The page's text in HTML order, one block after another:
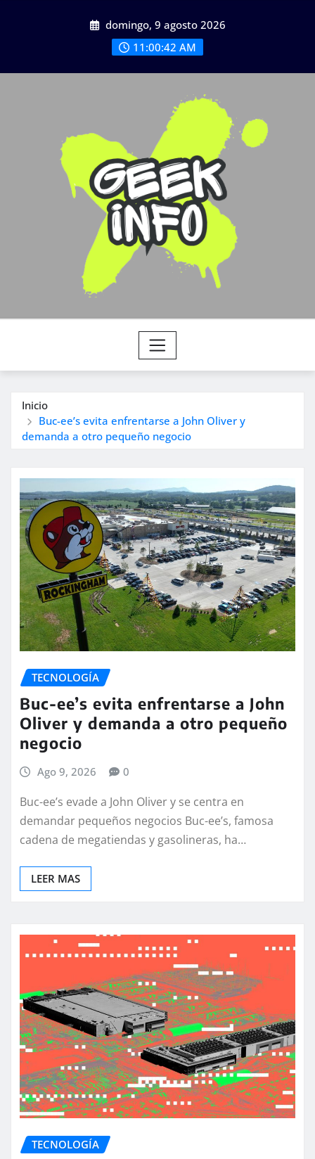
domingo, 9 agosto 2026
11:00:44 AM
Inicio
Buc-ee’s evita enfrentarse a John Oliver y
demanda a otro pequeño negocio
TECNOLOGÍA
Buc-ee’s evita enfrentarse a John
Oliver y demanda a otro pequeño
negocio
Ago 9, 2026 0
Buc-ee’s evade a John Oliver y se centra en
demandar pequeños negocios Buc-ee’s, famosa
cadena de megatiendas y gasolineras, ha…
LEER MAS
TECNOLOGÍA